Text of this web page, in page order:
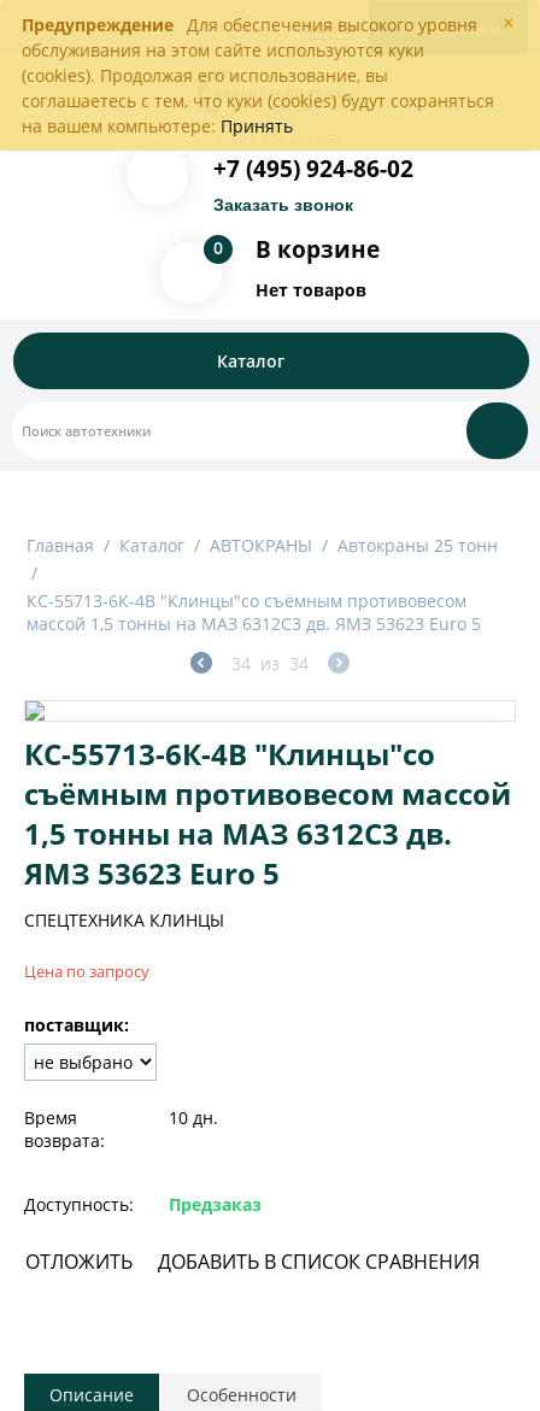
×
Предупреждение Для обеспечения высокого уровня
обслуживания на этом сайте используются куки
(cookies). Продолжая его использование, вы
соглашаетесь с тем, что куки (cookies) будут сохраняться
на вашем компьютере: Принять
Войти Регистрация
Пн-Пт с 9:00 до 18:00
+7 (495) 924-86-02
Заказать звонок
В корзине
0
Нет товаров
Каталог
Главная / Каталог / АВТОКРАНЫ / Автокраны 25 тонн
/
КС-55713-6К-4В "Клинцы"со съёмным противовесом
массой 1,5 тонны на МАЗ 6312С3 дв. ЯМЗ 53623 Euro 5
34 из 34
КС-55713-6К-4В "Клинцы"со
съёмным противовесом массой
1,5 тонны на МАЗ 6312С3 дв.
ЯМЗ 53623 Euro 5
СПЕЦТЕХНИКА КЛИНЦЫ
Цена по запросу
поставщик:
Время
возврата:
10 дн.
Доступность: Предзаказ
ОТЛОЖИТЬ ДОБАВИТЬ В СПИСОК СРАВНЕНИЯ
Описание
Особенности